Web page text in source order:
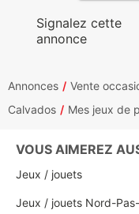
Signalez cette
annonce
Annonces Vente
Calvados
Mes jeux de
VOUS AIMEREZ
Jeux / jouets
Jeux / jouets Nord-